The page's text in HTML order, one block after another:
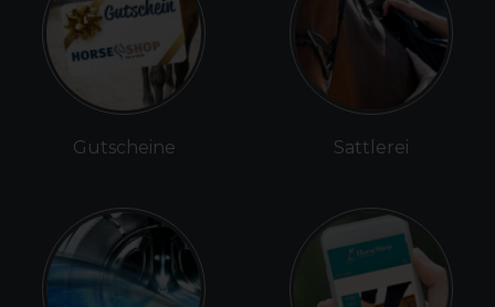
Gutscheine Sattlerei